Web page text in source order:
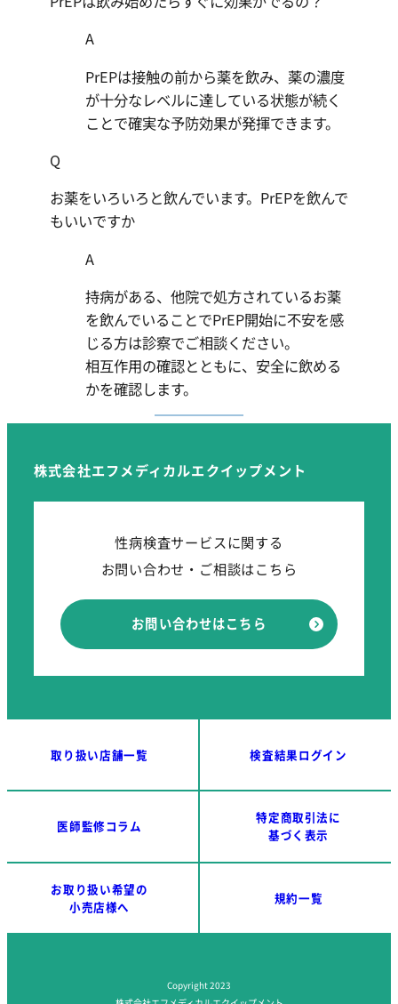
A
PrEPは接触の前から薬を飲み、薬の濃度
が十分なレベルに達している状態が続く
ことで確実な予防効果が発揮できます。
Q
お薬をいろいろと飲んでいます。PrEPを飲んで
もいいですか
A
持病がある、他院で処方されているお薬
を飲んでいることでPrEP開始に不安を感
じる方は診察でご相談ください。
相互作用の確認とともに、安全に飲める
かを確認します。
株式会社エフメディカルエクイップメント
性病検査サービスに関する
お問い合わせ・ご相談はこちら
お問い合わせはこちら
取り扱い店舗一覧 検査結果ログイン
医師監修コラム
特定商取引法に
基づく表示
お取り扱い希望の
小売店様へ
規約一覧
Copyright 2023